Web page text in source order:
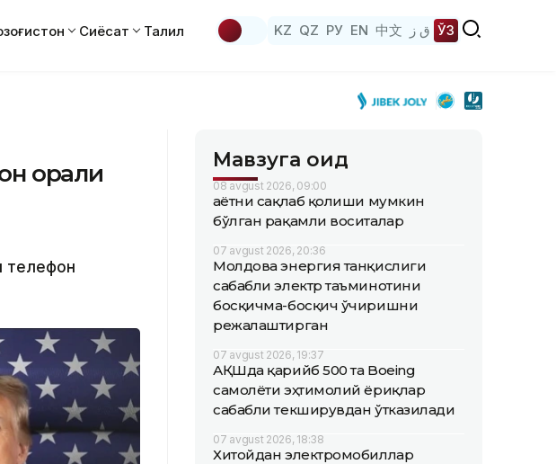
Сиёсат Таҳлил KZ QZ РУ EN 中文 ق ز ЎЗ
орқали
телефон
Мавзуга оид
08 avgust 2026, 09:00
Ҳаётни сақлаб қолиши мумкин
бўлган рақамли воситалар
07 avgust 2026, 20:36
Молдова энергия танқислиги
сабабли электр таъминотини
босқичма-босқич ўчиришни
режалаштирган
07 avgust 2026, 19:37
АҚШда қарийб 500 та Boeing
самолёти эҳтимолий ёриқлар
сабабли текширувдан ўтказилади
07 avgust 2026, 18:38
Хитойдан электромобиллар